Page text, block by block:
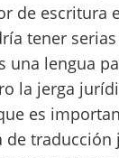
de escritura
tener
una lengua
la jerga
es
de traducción